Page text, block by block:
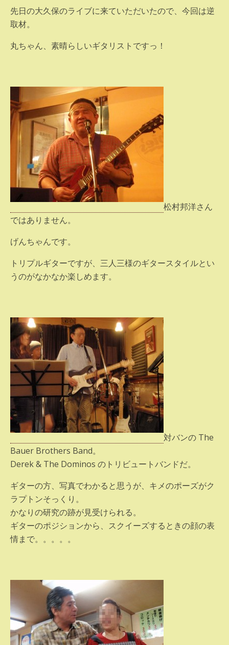
先日の大久保のライブに来ていただいたので、今回は逆
取材。
丸ちゃん、素晴らしいギタリストですっ！
松村邦洋さん
ではありません。
げんちゃんです。
トリプルギターですが、三人三様のギタースタイルとい
うのがなかなか楽しめます。
対バンの The
Bauer Brothers Band。
Derek & The Dominos のトリビュートバンドだ。
ギターの方、写真でわかると思うが、キメのポーズがク
ラプトンそっくり。
かなりの研究の跡が見受けられる。
ギターのポジションから、スクイーズするときの顔の表
情まで。。。。。